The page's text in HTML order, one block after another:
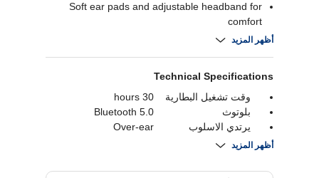
Soft ear pads and adjustable headband for
comfort
Up to 30 h battery life with Bluetooth 5.0
أظهر المزيد
Technical Specifications
وقت تشغيل البطارية
30 hours
بلوتوث
Bluetooth 5.0
يرتدي الاسلوب
Over-ear
الاتصال
أظهر المزيد